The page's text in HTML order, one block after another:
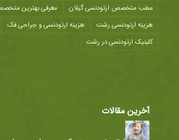
مطب متخصص ارتودنسی گیلان
معرفی بهترین
هزينه ارتودنسی رشت
هزینه ارتودنسی و جراحی فک
کلینیک ارتودنسی در رشت
آخرین مقالات